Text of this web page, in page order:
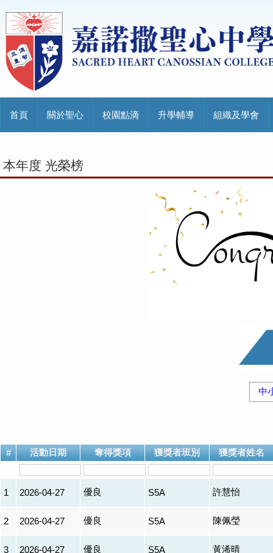
首頁 關於聖心 校園點滴 升學輔導 組織及學會
本年度 光榮榜
中
# 活動日期 奪得獎項 獲獎者班別 獲獎者姓名
1 2026-04-27 優良 S5A 許慧怡
2 2026-04-27 優良 S5A 陳佩瑩
3 2026-04-27 優良 S5A 黃浠晴